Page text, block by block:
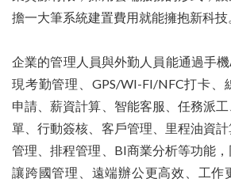
擔一大筆系統建置費用就能擁抱新科技
企業的管理人員與外勤人員能通過手
現考勤管理、GPS/WI-FI/NFC打卡、
申請、薪資計算、智能客服、任務派
單、行動簽核、客戶管理、里程油資
管理、排程管理、BI商業分析等功能，
讓跨國管理、遠端辦公更高效、工作